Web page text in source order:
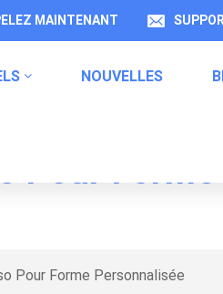
MAINTENANT
NOUVELLES
Pour
Pour Forme Personnalisée